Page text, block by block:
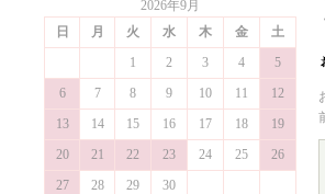
2026年9月
日
月 火 水 木 金
土
1
2 3 4
5
6
7 8 9 10 11
12
13
14 15 16 17 18
19
20
21 22 23 24 25
26
27
28 29
30